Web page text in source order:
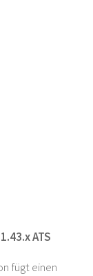
ATS
fügt einen